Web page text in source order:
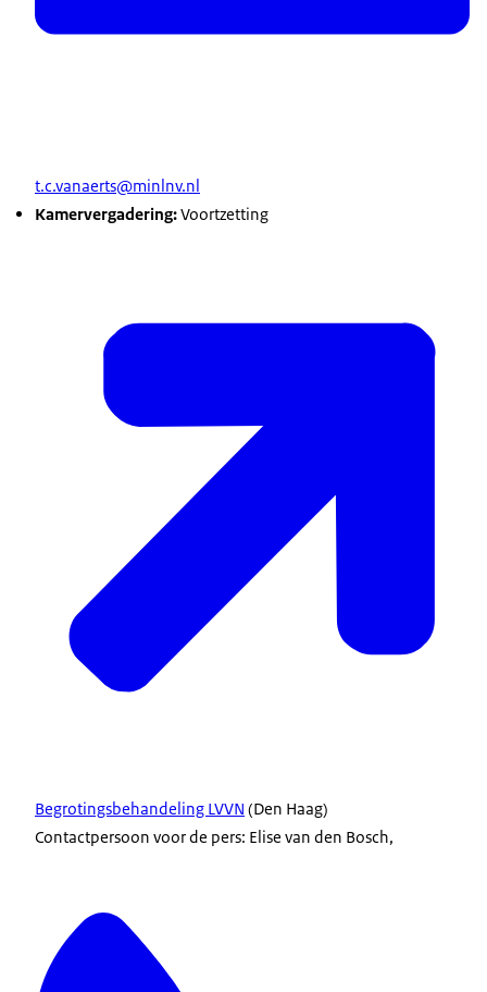
t.c.vanaerts@minlnv.nl
Kamervergadering:Voortzetting
Begrotingsbehandeling LVVN (Den Haag)
Contactpersoon voor de pers: Elise van den Bosch,